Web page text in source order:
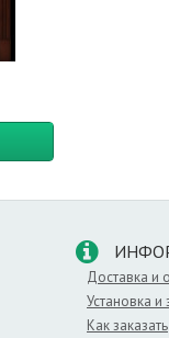
Доставка и
Установка и
Как заказать